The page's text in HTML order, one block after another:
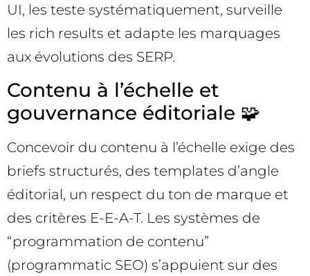
UI, les teste systématiquement, surveille
les rich results et adapte les marquages
aux évolutions des SERP.
Contenu à l’échelle et
gouvernance éditoriale 🧩
Concevoir du contenu à l’échelle exige des
briefs structurés, des templates d’angle
éditorial, un respect du ton de marque et
des critères E-E-A-T. Les systèmes de
“programmation de contenu”
(programmatic SEO) s’appuient sur des